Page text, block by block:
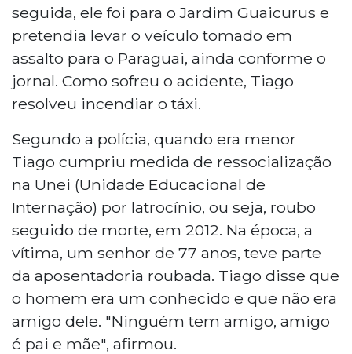
seguida, ele foi para o Jardim Guaicurus e
pretendia levar o veículo tomado em
assalto para o Paraguai, ainda conforme o
jornal. Como sofreu o acidente, Tiago
resolveu incendiar o táxi.
Segundo a polícia, quando era menor
Tiago cumpriu medida de ressocialização
na Unei (Unidade Educacional de
Internação) por latrocínio, ou seja, roubo
seguido de morte, em 2012. Na época, a
vítima, um senhor de 77 anos, teve parte
da aposentadoria roubada. Tiago disse que
o homem era um conhecido e que não era
amigo dele. "Ninguém tem amigo, amigo
é pai e mãe", afirmou.